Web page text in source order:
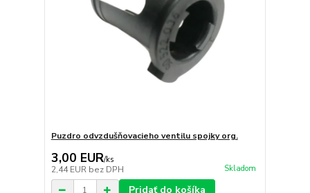
Puzdro odvzdušňovacieho ventilu spojky org.
3,00 EUR/ks
2,44 EUR bez DPH Skladom
Pridať do košíka